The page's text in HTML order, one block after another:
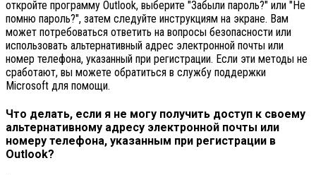
откройте программу Outlook, выберите "Забыли пароль?" или "Не
помню пароль?", затем следуйте инструкциям на экране. Вам
может потребоваться ответить на вопросы безопасности или
использовать альтернативный адрес электронной почты или
номер телефона, указанный при регистрации. Если эти методы не
сработают, вы можете обратиться в службу поддержки
Microsoft для помощи.
Что делать, если я не могу получить доступ к своему
альтернативному адресу электронной почты или
номеру телефона, указанным при регистрации в
Outlook?